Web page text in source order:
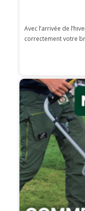
Avec l’arrivée de
correctement votre